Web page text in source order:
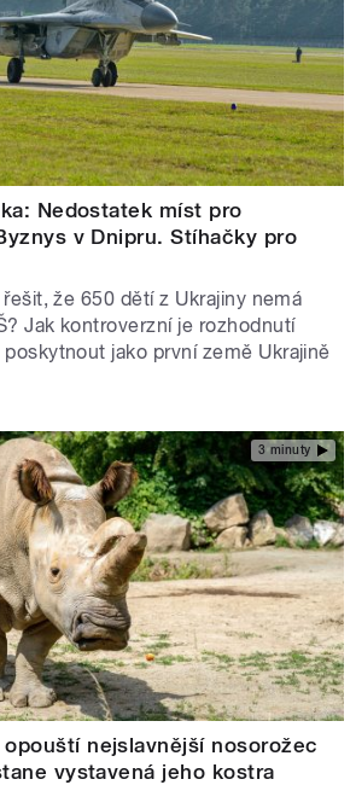
Nedostatek míst pro
v Dnipru. Stíhačky pro
že 650 dětí z Ukrajiny nemá
Jak kontroverzní je rozhodnutí
poskytnout jako první země Ukrajině
3 minuty
nejslavnější nosorožec
vystavená jeho kostra